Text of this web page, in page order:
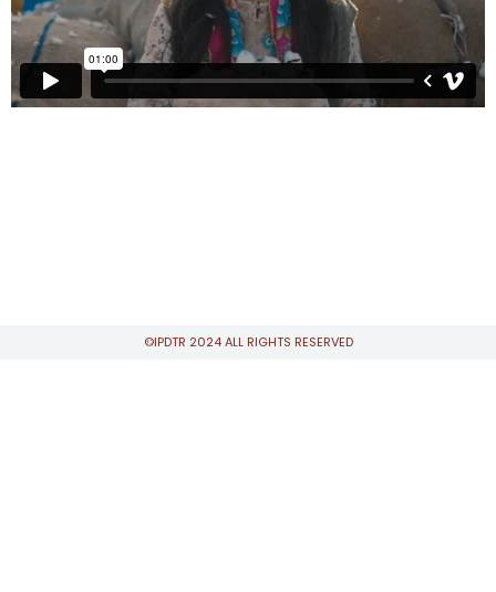
©IPDTR 2024 ALL RIGHTS RESERVED